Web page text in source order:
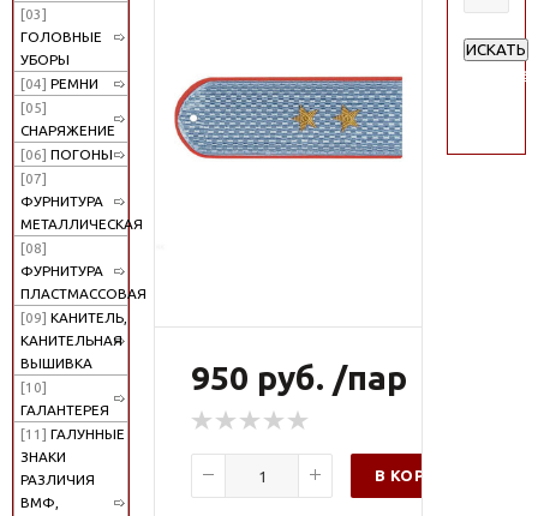
[03]
ГОЛОВНЫЕ
УБОРЫ
[04] РЕМНИ
[05]
СНАРЯЖЕНИЕ
[06] ПОГОНЫ
[07]
ФУРНИТУРА
МЕТАЛЛИЧЕСКАЯ
[08]
ФУРНИТУРА
ПЛАСТМАССОВАЯ
[09] КАНИТЕЛЬ,
КАНИТЕЛЬНАЯ
ВЫШИВКА
[10]
ГАЛАНТЕРЕЯ
[11] ГАЛУННЫЕ
ЗНАКИ
РАЗЛИЧИЯ
ВМФ,
950 руб. /пар
В КОРЗИНУ
ИСКАТЬ